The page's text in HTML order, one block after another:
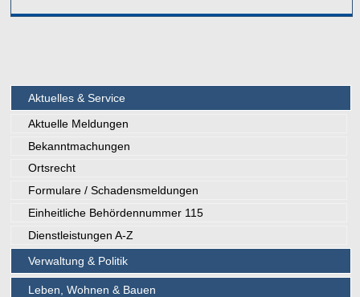
Aktuelles & Service
Aktuelle Meldungen
Bekanntmachungen
Ortsrecht
Formulare / Schadensmeldungen
Einheitliche Behördennummer 115
Dienstleistungen A-Z
Verwaltung & Politik
Leben, Wohnen & Bauen